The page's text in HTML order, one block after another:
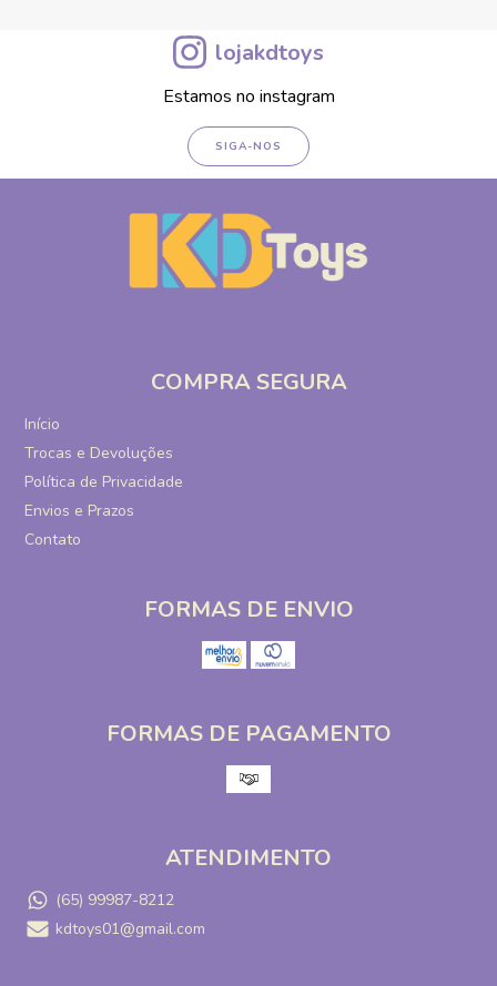
lojakdtoys
Estamos no instagram
SIGA-NOS
COMPRA SEGURA
Início
Trocas e Devoluções
Política de Privacidade
Envios e Prazos
Contato
FORMAS DE ENVIO
FORMAS DE PAGAMENTO
ATENDIMENTO
(65) 99987-8212
kdtoys01@gmail.com